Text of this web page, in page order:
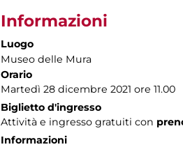
Informazioni
Luogo
Museo delle Mura
Orario
Martedì 28 dicembre 2021 ore 11.00
Biglietto d'ingresso
Attività e ingresso gratuiti con
Informazioni